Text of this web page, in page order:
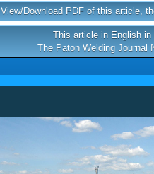
View/Download PDF of this article,
This article in English in
The Paton Welding Journal